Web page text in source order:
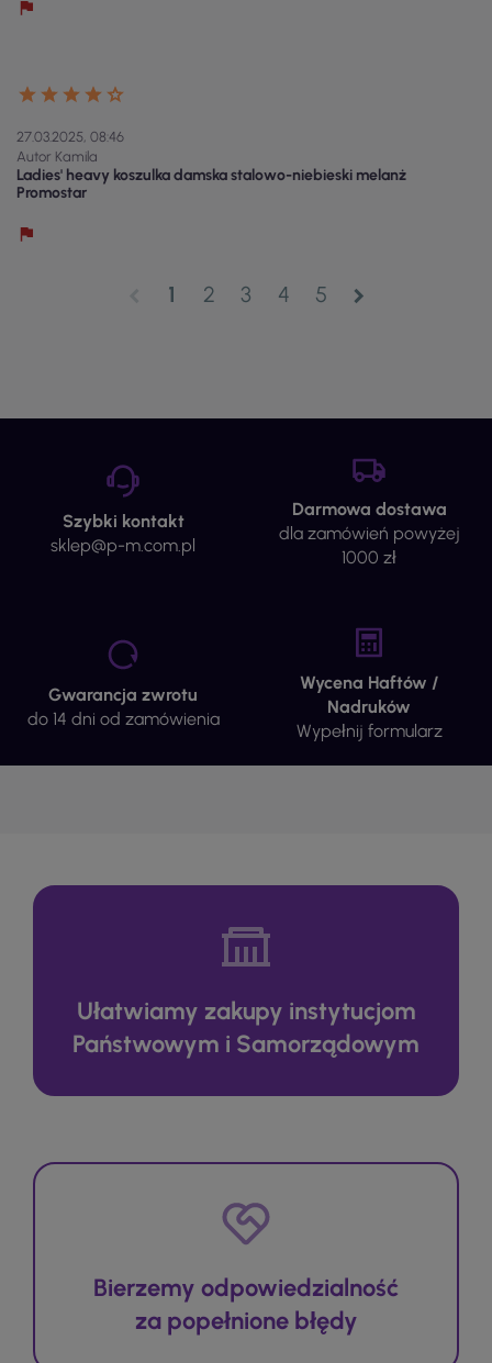
27.03.2025, 08:46
Autor Kamila
Ladies' heavy koszulka damska stalowo-niebieski melanż
Promostar
1 2 3 4 5 chevron_right
Szybki kontakt
sklep@p-m.com.pl
Darmowa dostawa
dla zamówień powyżej
1000 zł
Gwarancja zwrotu
do 14 dni od zamówienia
Wycena Haftów /
Nadruków
Wypełnij formularz
Ułatwiamy zakupy instytucjom
Państwowym i Samorządowym
Bierzemy odpowiedzialność
za popełnione błędy